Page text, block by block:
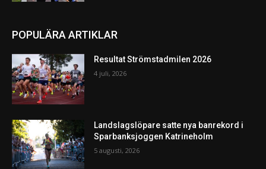
POPULÄRA ARTIKLAR
Resultat Strömstadmilen 2026
4 juli, 2026
Landslagslöpare satte nya banrekord i
Sparbanksjoggen Katrineholm
5 augusti, 2026